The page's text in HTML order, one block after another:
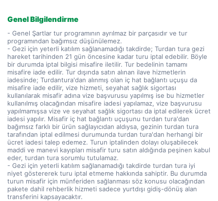
Genel Bilgilendirme
- Genel Şartlar tur programının ayrılmaz bir parçasıdır ve tur
programından bağımsız düşünülemez.
- Gezi için yeterli katılım sağlanamadığı takdirde; Turdan tura gezi
hareket tarihinden 21 gün öncesine kadar turu iptal edebilir. Böyle
bir durumda iptal bilgisi misafire iletilir. Tur bedelinin tamamı
misafire iade edilir. Tur dışında satın alınan ilave hizmetlerin
iadesinde; Turdantura'dan alınmış olan iç hat bağlantı uçuşu da
misafire iade edilir, vize hizmeti, seyahat sağlık sigortası
kullanılarak misafir adına vize başvurusu yapılmış ise bu hizmetler
kullanılmış olacağından misafire iadesi yapılamaz, vize başvurusu
yapılmamışsa vize ve seyahat sağlık sigortası da iptal edilerek ücret
iadesi yapılır. Misafir iç hat bağlantı uçuşunu turdan tura'dan
bağımsız farklı bir ürün sağlayıcıdan aldıysa, gezinin turdan tura
tarafından iptal edilmesi durumunda turdan tura'dan herhangi bir
ücret iadesi talep edemez. Turun iptalinden dolayı oluşabilecek
maddi ve manevi kayıpları misafir turu satın aldığında peşinen kabul
eder, turdan tura sorumlu tutulamaz.
- Gezi için yeterli katılım sağlanamadığı takdirde turdan tura iyi
niyet göstererek turu iptal etmeme hakkında sahiptir. Bu durumda
turun misafir için münferiden sağlanması söz konusu olacağından
pakete dahil rehberlik hizmeti sadece yurtdışı gidiş-dönüş alan
transferini kapsayacaktır.